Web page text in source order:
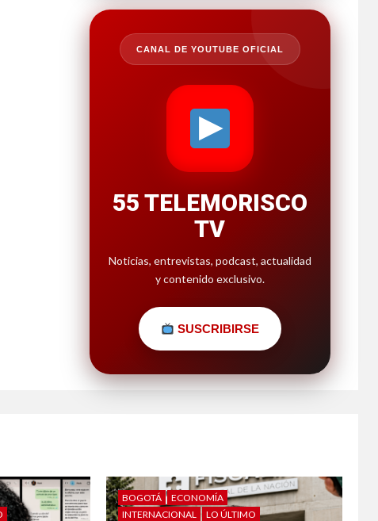
CANAL DE YOUTUBE OFICIAL
55 TELEMORISCO
TV
Noticias, entrevistas, podcast, actualidad
y contenido exclusivo.
SUSCRIBIRSE
BOGOTÁ
ECONOMÍA
INTERNACIONAL
LO ÚLTIMO